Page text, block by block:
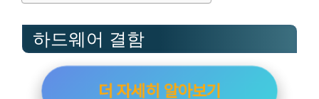
하드웨어 결함
더 자세히 알아보기